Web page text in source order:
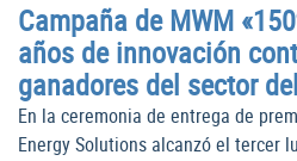
Campaña de MWM
años de innovación
ganadores del sector
En la ceremonia de entrega de
Energy Solutions alcanzó el tercer